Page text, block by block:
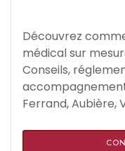
Découvrez
médical sur
Conseils,
Ferrand, Aubière,